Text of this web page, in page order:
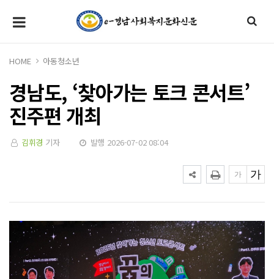
HOME 아동청소년
경남도, ‘찾아가는 토크 콘서트’
진주편 개최
김휘경 기자 발행 2026-07-02 08:04